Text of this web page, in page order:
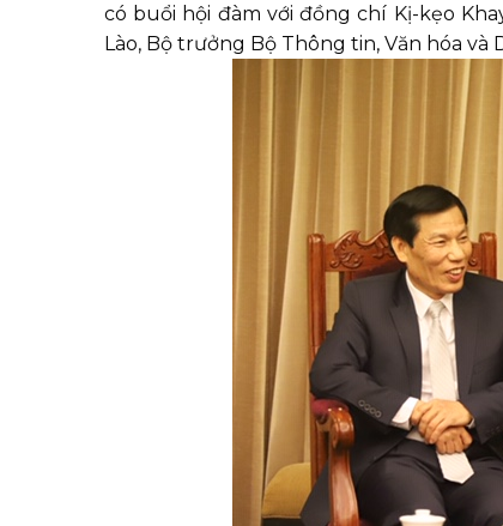
có buổi hội đàm với đồng chí Kị-kẹo
Lào, Bộ trưởng Bộ Thông tin, Văn hóa và